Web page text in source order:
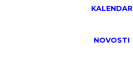
KALENDAR
NOVOSTI